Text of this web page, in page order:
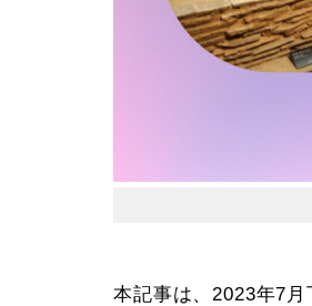
本記事は、2023年7月